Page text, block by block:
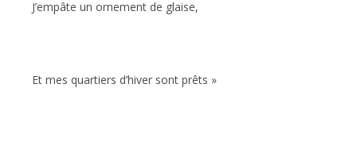
J’empâte un ornement de glaise,
Et mes quartiers d’hiver sont prêts »